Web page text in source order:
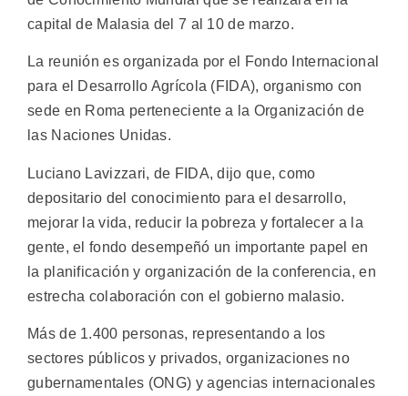
capital de Malasia del 7 al 10 de marzo.
La reunión es organizada por el Fondo Internacional
para el Desarrollo Agrícola (FIDA), organismo con
sede en Roma perteneciente a la Organización de
las Naciones Unidas.
Luciano Lavizzari, de FIDA, dijo que, como
depositario del conocimiento para el desarrollo,
mejorar la vida, reducir la pobreza y fortalecer a la
gente, el fondo desempeñó un importante papel en
la planificación y organización de la conferencia, en
estrecha colaboración con el gobierno malasio.
Más de 1.400 personas, representando a los
sectores públicos y privados, organizaciones no
gubernamentales (ONG) y agencias internacionales